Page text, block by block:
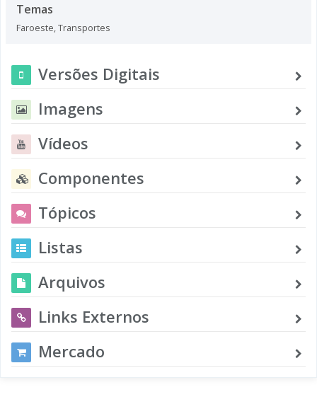
Temas
Faroeste,Transportes
Versões Digitais
Imagens
Vídeos
Componentes
Tópicos
Listas
Arquivos
Links Externos
Mercado